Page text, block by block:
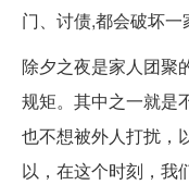
门、讨债,都会破坏
除夕之夜是家人团聚
规矩。其中之一就是
也不想被外人打扰，
以，在这个时刻，我